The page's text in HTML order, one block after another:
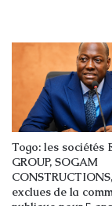
Togo: les sociétés
GROUP, SOGAM
exclues de la